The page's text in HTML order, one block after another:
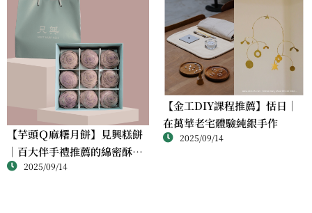
【芋頭Ｑ麻糬月餅】見興糕餅
｜百大伴手禮推薦的綿密酥香
新體驗2025/09/14
【金工DIY課程推薦】恬日｜
在萬華老宅體驗純銀手作
2025/09/14